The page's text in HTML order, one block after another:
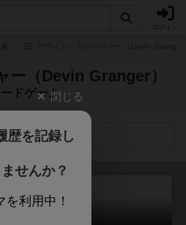
ー（Devin Granger）
ドゲーム
メニュー
閉じる
歴を記録し
せんか？
を利用中！